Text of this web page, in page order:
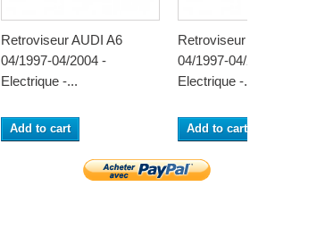
Retroviseur AUDI A6
04/1997-04/2004 -
Electrique -...
Add to cart
Retroviseur AUDI A6
04/1997-04/2004 -
Electrique -...
Add to cart